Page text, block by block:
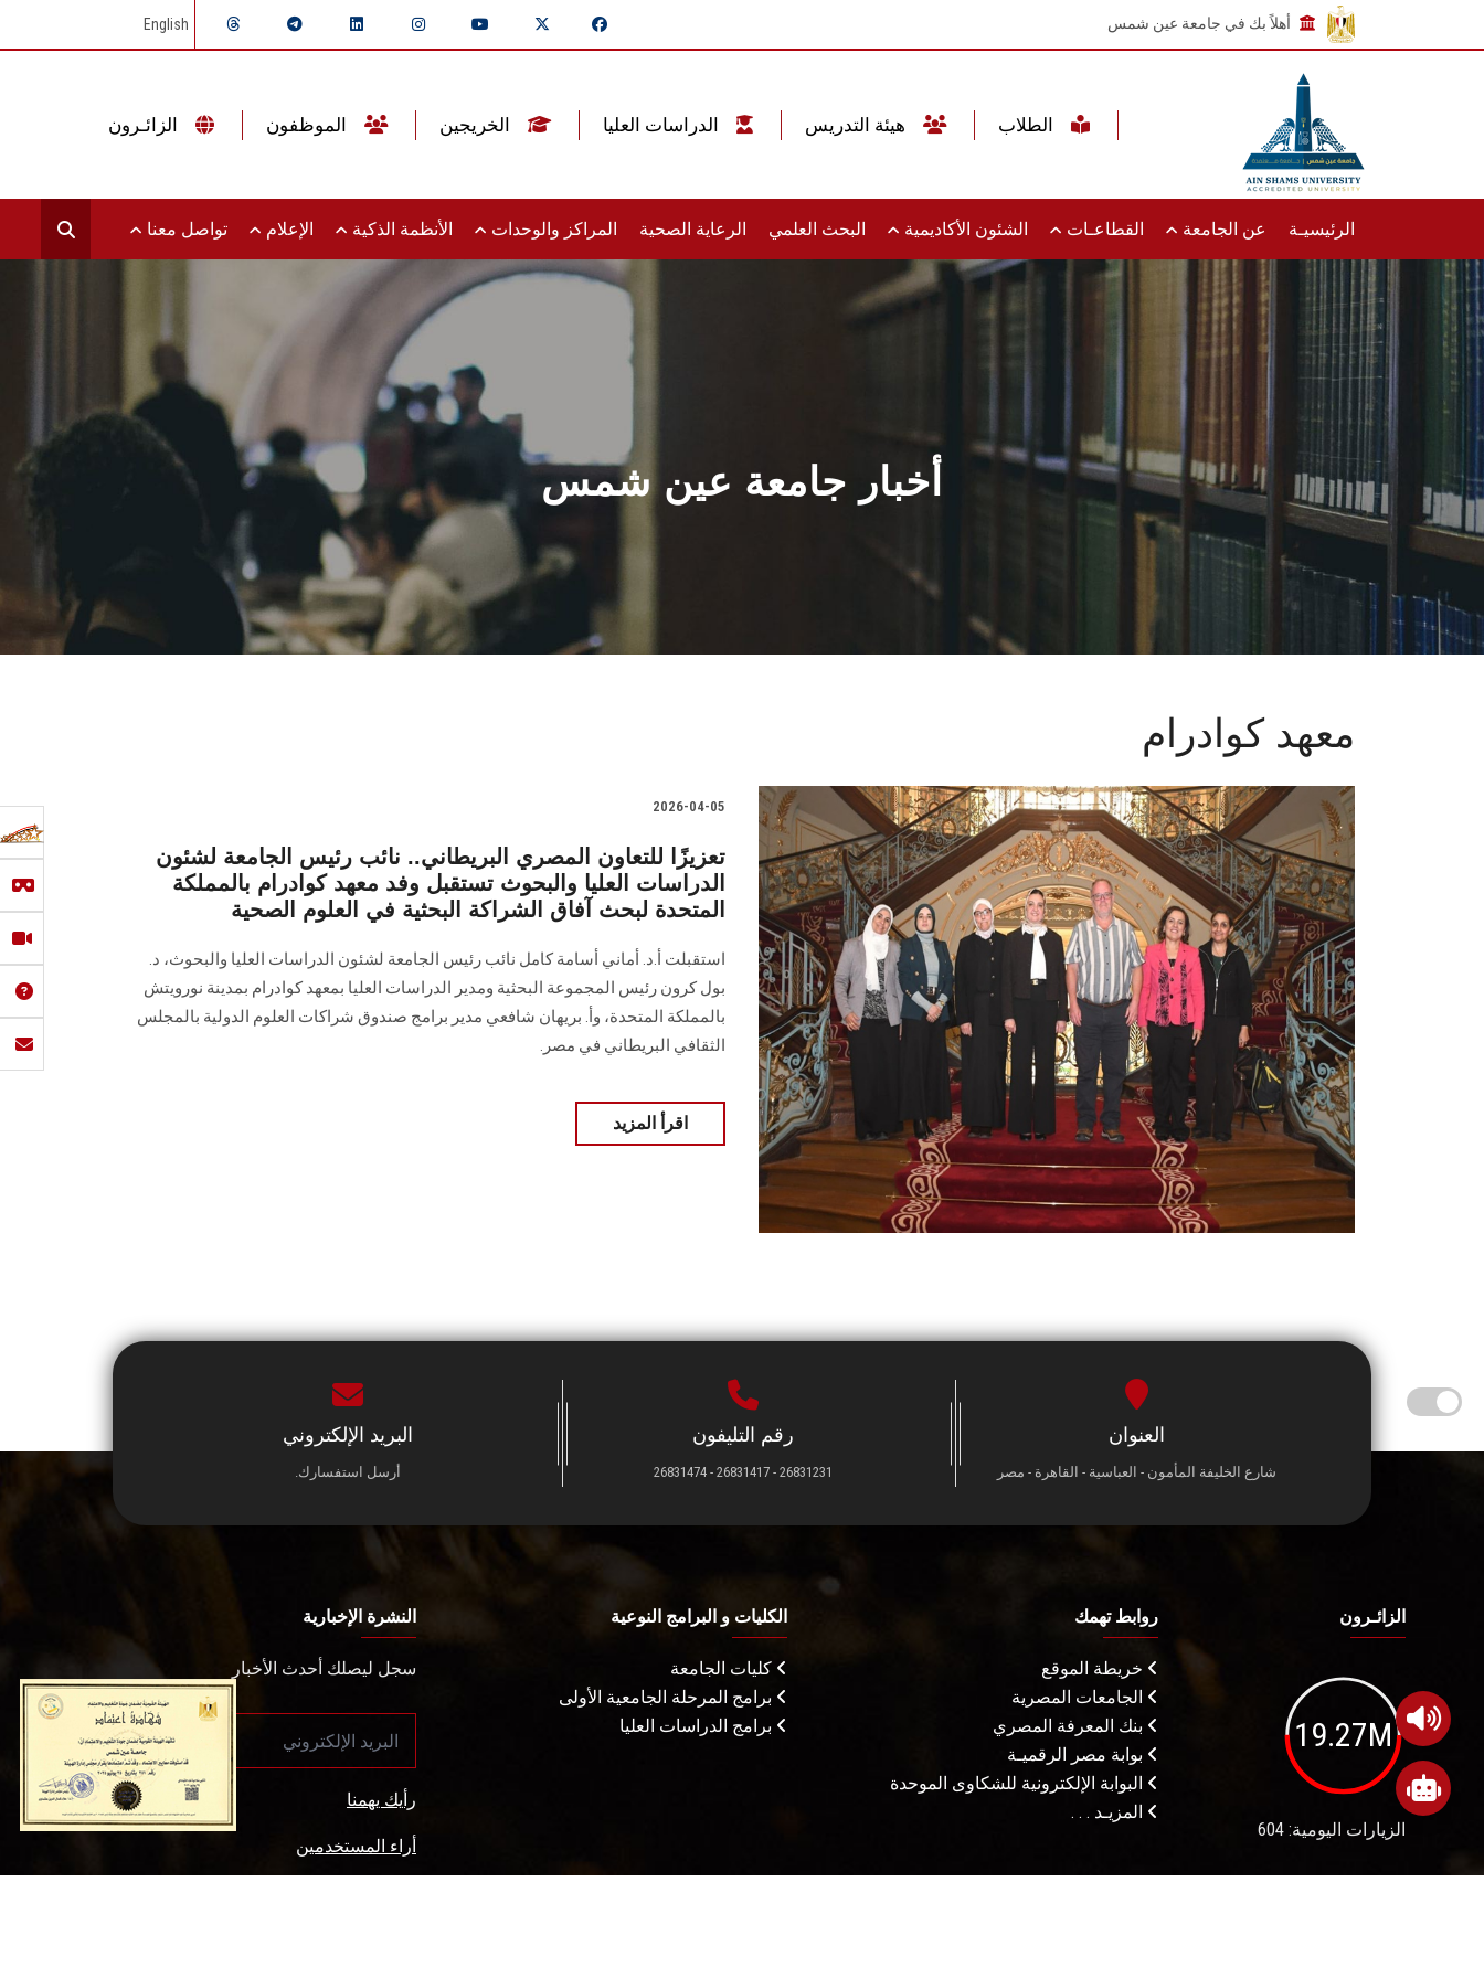
أهلاً بك في جامعة عين شمس English
الرئيسيـة عن الجامعة القطاعـات الشئون الأكاديمية البحث العلمي الرعاية الصحية المراكز والوحدات الأنظمة الذكية الإعلام تواصل معنا
أخبار جامعة عين شمس
معهد كوادرام
2026-04-05
تعزيزًا للتعاون المصري البريطاني.. نائب رئيس الجامعة لشئون
الدراسات العليا والبحوث تستقبل وفد معهد كوادرام بالمملكة
المتحدة لبحث آفاق الشراكة البحثية في العلوم الصحية
استقبلت أ.د. أماني أسامة كامل نائب رئيس الجامعة لشئون الدراسات العليا والبحوث، د.
بول كرون رئيس المجموعة البحثية ومدير الدراسات العليا بمعهد كوادرام بمدينة نورويتش
بالمملكة المتحدة، وأ. بريهان شافعي مدير برامج صندوق شراكات العلوم الدولية بالمجلس
الثقافي البريطاني في مصر.
اقرأ المزيد
العنوان
شارع الخليفة المأمون - العباسية - القاهرة - مصر
رقم التليفون
26831231 - 26831417 - 26831474
البريد الإلكتروني
أرسل استفسارك.
الزائـرون
19.27M
الزيارات اليومية: 604
روابط تهمك
خريطة الموقع
الجامعات المصرية
بنك المعرفة المصري
بوابة مصر الرقميـة
البوابة الإلكترونية للشكاوى الموحدة
المزيـد . . .
الكليات و البرامج النوعية
كليات الجامعة
برامج المرحلة الجامعية الأولى
برامج الدراسات العليا
النشرة الإخبارية
سجل ليصلك أحدث الأخبار
رأيك يهمنا
أراء المستخدمين